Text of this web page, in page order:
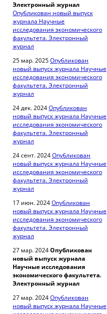
Электронный журнал
Опубликован новый выпуск
журнала Научные
исследования экономического
факультета. Электронный
журнал
25 мар. 2025Опубликован
новый выпуск журнала Научные
исследования экономического
факультета. Электронный
журнал
24 дек. 2024Опубликован
новый выпуск журнала Научные
исследования экономического
факультета. Электронный
журнал
24 сент. 2024Опубликован
новый выпуск журнала Научные
исследования экономического
факультета. Электронный
журнал
17 июн. 2024Опубликован
новый выпуск журнала Научные
исследования экономического
факультета. Электронный
журнал
27 мар. 2024Опубликован
новый выпуск журнала
Научные исследования
экономического факультета.
Электронный журнал
27 мар. 2024Опубликован
новый выпуск журнала Научные